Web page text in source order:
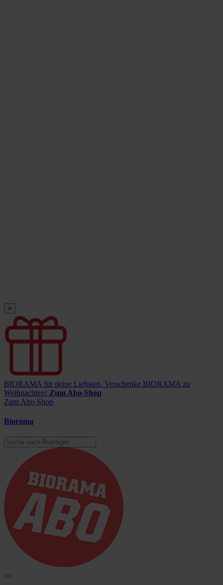
×
BIORAMA für deine Liebsten. Verschenke BIORAMA zu
Weihnachten! Zum Abo-Shop
Zum Abo-Shop
Biorama